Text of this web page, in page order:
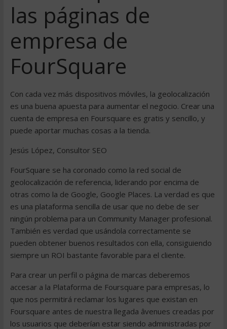
las páginas de
empresa de
FourSquare
Con cada vez más dispositivos móviles, la geolocalización
es una buena apuesta para aumentar el negocio. Crear una
cuenta de empresa en Foursquare es gratis y sencillo, y
puede aportar muchas cosas a la tienda.
Jesús López, Consultor SEO
FourSquare se ha coronado como la red social de
geolocalización de referencia, liderando por encima de
otras como la de Google, Google Places. La verdad es que
es una plataforma sencilla de usar que no debe de ser
ningún problema para un Community Manager profesional.
También es verdad que usándola correctamente se
pueden obtener buenos resultados con ella, consiguiendo
siempre un ROI bastante favorable para el cliente.
Para crear un perfil o página de marcas deberemos
accesar a la Plataforma de Foursquare para empresas, lo
que nos permitirá reclamar los lugares que existan en
Foursquare antes de nuestra llegada âvenues creadas por
los usuarios que deberían estar siendo administradas por